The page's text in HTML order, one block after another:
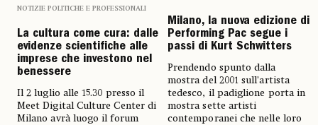
NOTIZIE POLITICHE E PROFESSIONALI
La cultura come cura: dalle
evidenze scientifiche alle
imprese che investono nel
benessere
Il 2 luglio alle 15.30 presso il
Meet Digital Culture Center di
Milano avrà luogo il forum
Milano, la nuova edizione di
Performing Pac segue i
passi di Kurt Schwitters
Prendendo spunto dalla
mostra del 2001 sull’artista
tedesco, il padiglione porta in
mostra sette artisti
contemporanei che nelle loro